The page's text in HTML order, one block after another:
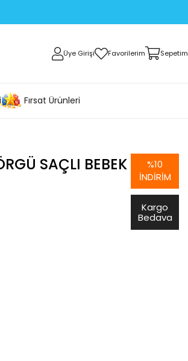
Üye Girişi Favorilerim Sepetim
Fırsat Ürünleri
SAÇLI BEBEK
%10
İNDIRIM
Kargo
Bedava